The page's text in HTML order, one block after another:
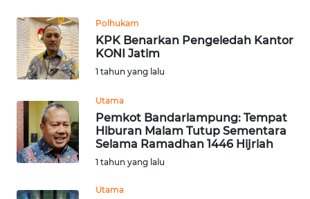
Polhukam
KPK Benarkan Pengeledah Kantor
KONI Jatim
1 tahun yang lalu
Utama
Pemkot Bandarlampung: Tempat
Hiburan Malam Tutup Sementara
Selama Ramadhan 1446 Hijriah
1 tahun yang lalu
Utama
SERIBU
WN
TANGERANG
WN
BINJAI
WN